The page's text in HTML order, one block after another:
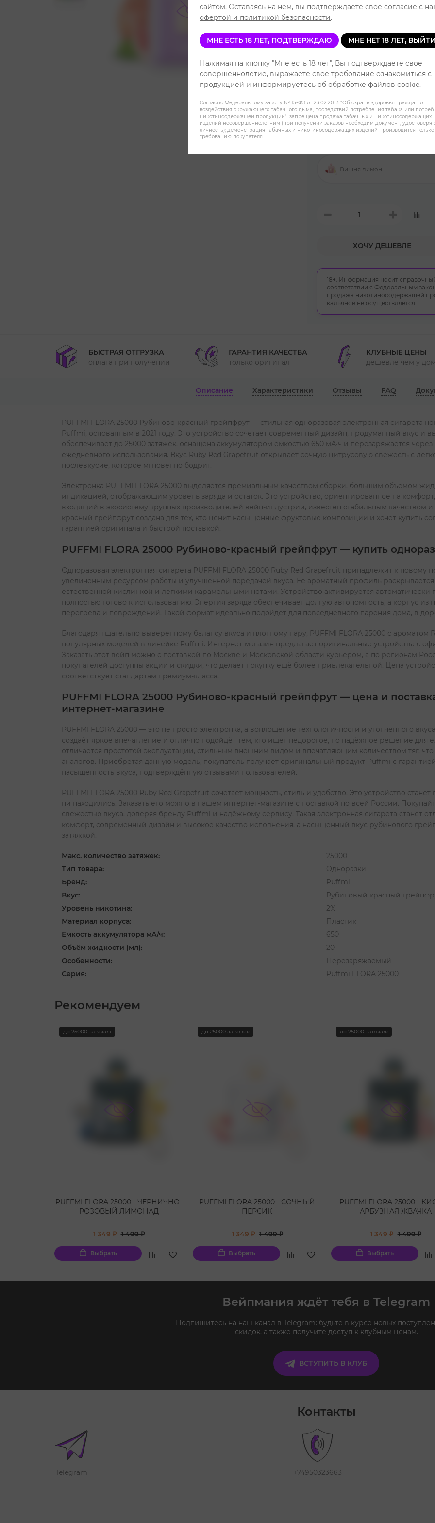
Читать отзывы
Уровень
Рубиновый красный грейпфрут
Ананасовый Лимонад
Вишня лимон
ХОЧУ ДЕШЕВЛЕ
18+. Информация носит
соответствии с Федеральным
продажа никотиносодержащей
кальянов не осуществляется.
БЫСТРАЯ ОТГРУЗКА
оплата при получении
ГАРАНТИЯ КАЧЕСТВА
только оригинал
КЛУБНЫЕ ЦЕНЫ
дешевле чем у
Описание Характеристики Отзывы FAQ
PUFFMI FLORA 25000 Рубиново-красный грейпфрут — стильная одноразовая электронная сигарета
Puffmi, основанным в 2021 году. Это устройство сочетает современный дизайн, продуманный вкус и
обеспечивает до 25000 затяжек, оснащена аккумулятором ёмкостью 650 мА·ч и перезаряжается через
ежедневного использования. Вкус Ruby Red Grapefruit открывает сочную цитрусовую свежесть с
послевкусие, которое мгновенно бодрит.
Электронка PUFFMI FLORA 25000 выделяется премиальным качеством сборки, большим объёмом
индикацией, отображающим уровень заряда и остаток. Это устройство, ориентированное на
входящий в экосистему крупных производителей вейп-индустрии, известен стабильным качеством
красный грейпфрут создана для тех, кто ценит насыщенные фруктовые композиции и хочет купить
гарантией оригинала и быстрой поставкой.
PUFFMI FLORA 25000 Рубиново-красный грейпфрут — купить
Одноразовая электронная сигарета PUFFMI FLORA 25000 Ruby Red Grapefruit принадлежит к новому
увеличенным ресурсом работы и улучшенной передачей вкуса. Её ароматный профиль
естественной кислинкой и лёгкими карамельными нотами. Устройство активируется автоматически
полностью готово к использованию. Энергия заряда обеспечивает долгую автономность, а корпус из
перегрева и повреждений. Такой формат идеально подойдёт для повседневного парения дома, в
Благодаря тщательно выверенному балансу вкуса и плотному пару, PUFFMI FLORA 25000 с ароматом
популярных моделей в линейке Puffmi. Интернет-магазин предлагает оригинальные устройства с
Заказать этот вейп можно с поставкой по Москве и Московской области курьером, а по регионам
покупателей доступны акции и скидки, что делает покупку ещё более привлекательной. Цена
соответствует стандартам премиум-класса.
PUFFMI FLORA 25000 Рубиново-красный грейпфрут — цена и
интернет-магазине
PUFFMI FLORA 25000 — это не просто электронка, а воплощение технологичности и утончённого
создаёт яркое впечатление и отлично подойдёт тем, кто ищет недорогое, но надёжное решение для
отличается простотой эксплуатации, стильным внешним видом и впечатляющим количеством тяг,
аналогов. Приобретая данную модель, покупатель получает оригинальный продукт Puffmi с
насыщенность вкуса, подтверждённую отзывами пользователей.
PUFFMI FLORA 25000 Ruby Red Grapefruit сочетает мощность, стиль и удобство. Это устройство
ни находились. Заказать его можно в нашем интернет-магазине с поставкой по всей России.
свежестью вкуса, доверяя бренду Puffmi и надёжному сервису. Такая электронная сигарета станет
комфорт, современный дизайн и высокое качество исполнения, а насыщенный вкус рубинового
затяжкой.
Макс. количество затяжек:
25000
Тип товара:
Одноразки
Бренд:
Puffmi
Вкус:
Рубиновый красный
Уровень никотина:
2%
Материал корпуса:
Пластик
Емкость аккумулятора мА/ч:
650
Объём жидкости (мл):
20
Особенности:
Перезаряжаемый
Серия:
Puffmi FLORA 25000
Рекомендуем
до 25000 затяжек
PUFFMI FLORA 25000 - ЧЕРНИЧНО-
РОЗОВЫЙ ЛИМОНАД
1 349 ₽ 1 499 ₽
Выбрать
до 25000 затяжек
PUFFMI FLORA 25000 - СОЧНЫЙ
ПЕРСИК
1 349 ₽ 1 499 ₽
Выбрать
до 25000 затяжек
PUFFMI FLORA 25000 -
АРБУЗНАЯ ЖВАЧКА
1 349 ₽ 1 499 ₽
Выбрать
Вейпмания ждёт тебя в Telegram
Подпишитесь на наш канал в Telegram: будьте в курсе новых
скидок, а также получите доступ к клубным ценам.
ВСТУПИТЬ В КЛУБ
Контакты
Telegram +74950323663
сайтом. Оставаясь на нём, вы подтверждаете своё согласие с
офертой и политикой безопасности.
МНЕ ЕСТЬ 18 ЛЕТ, ПОДТВЕРЖДАЮ МНЕ НЕТ 18 ЛЕТ, ВЫЙТИ
Нажимая на кнопку "Мне есть 18 лет", Вы подтверждаете свое
совершеннолетие, выражаете свое требование ознакомиться с
продукцией и информируетесь об обработке файлов cookie.
Согласно Федеральному закону № 15-ФЗ от 23.02.2013 "Об охране здоровья граждан от
воздействия окружающего табачного дыма, последствий потребления табака или
никотинсодержащей продукции": запрещена продажа табачных и никотиносодержащих
изделий несовершеннолетним (при получении заказов необходим документ,
личность); демонстрация табачных и никотиносодержащих изделий производится
требованию покупателя.